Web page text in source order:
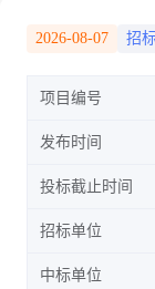
2026-08-07 招
项目编号
发布时间
投标截止时间
招标单位
中标单位